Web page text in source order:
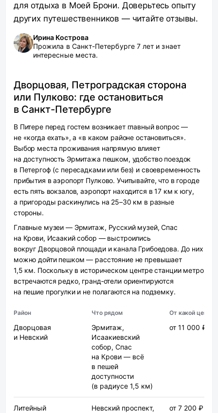
для отдыха в Моей Брони. Доверьтесь опыту
других путешественников — читайте отзывы.
Ирина Кострова
Прожила в Санкт-Петербурге 7 лет и знает
интересные места.
Дворцовая, Петроградская сторона
или Пулково: где остановиться
в Санкт-Петербурге
В Питере перед гостем возникает главный вопрос —
не «когда ехать», а «в каком районе остановиться».
Выбор места проживания напрямую влияет
на доступность Эрмитажа пешком, удобство поездок
в Петергоф (с пересадками или без) и своевременность
прибытия в аэропорт Пулково. Учитывайте, что в городе
есть пять вокзалов, аэропорт находится в 17 км к югу,
а пригороды раскинулись на 25–30 км в разные
стороны.
Главные музеи — Эрмитаж, Русский музей, Спас
на Крови, Исаакий собор — выстроились
вокруг Дворцовой площади и канала Грибоедова. До них
можно дойти пешком — расстояние не превышает
1,5 км. Поскольку в историческом центре станции метро
встречаются редко, гранд‑отели ориентируются
на пешие прогулки и не полагаются на подземку.
Район Что рядом От какой цены
Дворцовая
и Невский
Эрмитаж,
Исаакиевский
собор, Спас
на Крови — всё
в пешей
доступности
(в радиусе 1,5 км)
от 11 000 ₽
Литейный
Невский проспект,
от 7 200 ₽